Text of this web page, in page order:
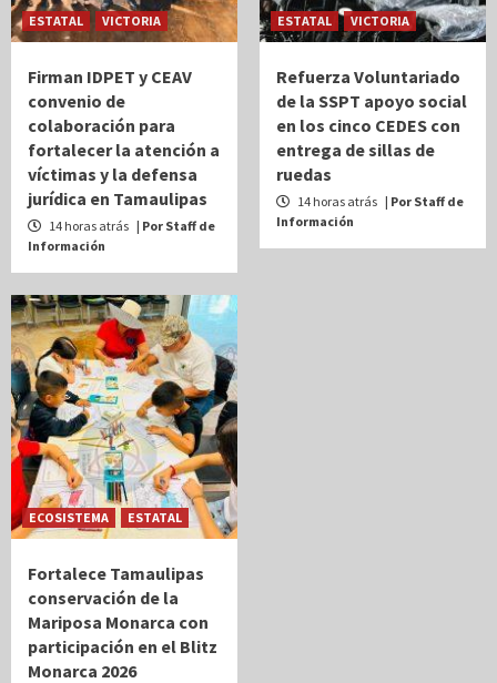
ESTATAL VICTORIA
Firman IDPET y CEAV
convenio de
colaboración para
fortalecer la atención a
víctimas y la defensa
jurídica en Tamaulipas
14 horas atrás | Por Staff de
Información
ESTATAL VICTORIA
Refuerza Voluntariado
de la SSPT apoyo social
en los cinco CEDES con
entrega de sillas de
ruedas
14 horas atrás | Por Staff de
Información
ECOSISTEMA ESTATAL
Fortalece Tamaulipas
conservación de la
Mariposa Monarca con
participación en el Blitz
Monarca 2026